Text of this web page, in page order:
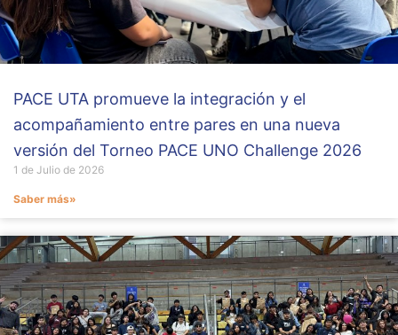
PACE UTA promueve la integración y el
acompañamiento entre pares en una nueva
versión del Torneo PACE UNO Challenge 2026
1 de Julio de 2026
Saber más»